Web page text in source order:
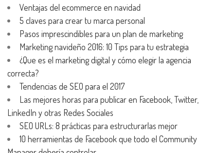
Ventajas del ecommerce en navidad
5 claves para crear tu marca personal
Pasos imprescindibles para un plan de marketing
Marketing navideño 2016: 10 Tips para tu estrategia
¿Que es el marketing digital y cómo elegir la agencia
correcta?
Tendencias de SEO para el 2017
Las mejores horas para publicar en Facebook, Twitter,
LinkedIn y otras Redes Sociales
SEO URLs: 8 prácticas para estructurarlas mejor
10 herramientas de Facebook que todo el Community